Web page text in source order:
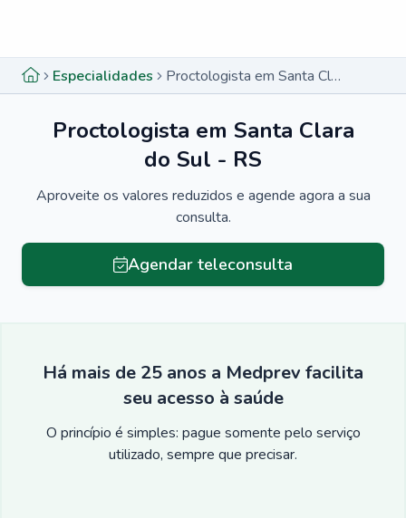
Especialidades Proctologista em Santa Clara do Sul - RS
Proctologista em Santa Clara
do Sul - RS
Aproveite os valores reduzidos e agende agora a sua
consulta.
Agendar teleconsulta
Há mais de 25 anos a Medprev facilita
seu acesso à saúde
O princípio é simples: pague somente pelo serviço
utilizado, sempre que precisar.